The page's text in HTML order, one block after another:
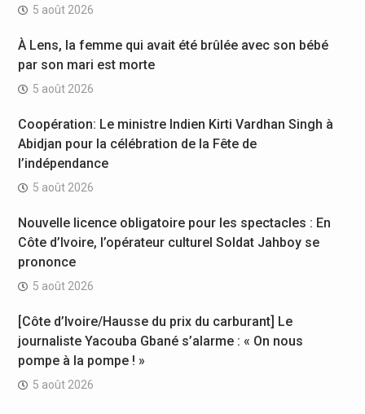
5 août 2026
À Lens, la femme qui avait été brûlée avec son bébé
par son mari est morte
5 août 2026
Coopération: Le ministre Indien Kirti Vardhan Singh à
Abidjan pour la célébration de la Fête de
l’indépendance
5 août 2026
Nouvelle licence obligatoire pour les spectacles : En
Côte d’Ivoire, l’opérateur culturel Soldat Jahboy se
prononce
5 août 2026
[Côte d’Ivoire/Hausse du prix du carburant] Le
journaliste Yacouba Gbané s’alarme : « On nous
pompe à la pompe ! »
5 août 2026